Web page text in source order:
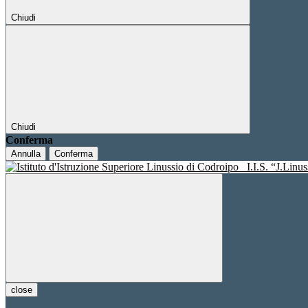
Chiudi
Chiudi
Conferma
Annulla Conferma
I.I.S.
close